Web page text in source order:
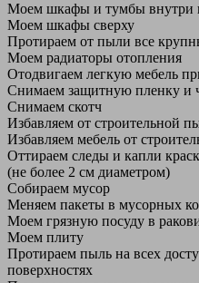
Моем шкафы и тумбы внутри
Моем шкафы сверху
Протираем от пыли все
Моем радиаторы отопления
Отодвигаем легкую мебель
Снимаем защитную пленку и
Снимаем скотч
Избавляем от строительной
Избавляем мебель от
Оттираем следы и капли
(не более 2 см диаметром)
Собираем мусор
Меняем пакеты в мусорных
Моем грязную посуду в
Моем плиту
Протираем пыль на всех
поверхностях